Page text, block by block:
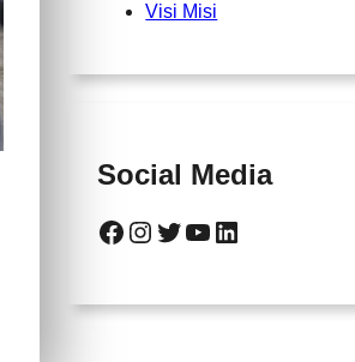
Visi Misi
Social Media
Facebook Instagram Twitter YouTube LinkedIn